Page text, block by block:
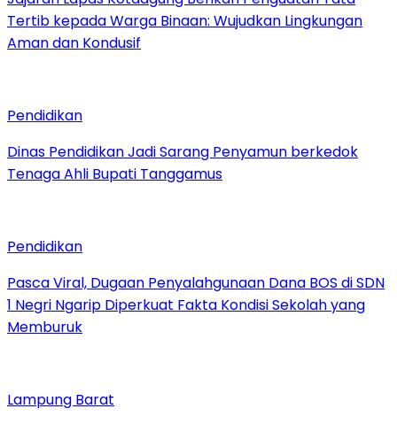
Tertib kepada Warga Binaan: Wujudkan Lingkungan
Aman dan Kondusif
Pendidikan
Dinas Pendidikan Jadi Sarang Penyamun berkedok
Tenaga Ahli Bupati Tanggamus
Pendidikan
Pasca Viral, Dugaan Penyalahgunaan Dana BOS di SDN
1 Negri Ngarip Diperkuat Fakta Kondisi Sekolah yang
Memburuk
Lampung Barat